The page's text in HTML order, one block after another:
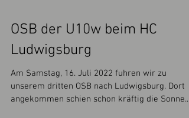
OSB der U10w beim HC
Ludwigsburg